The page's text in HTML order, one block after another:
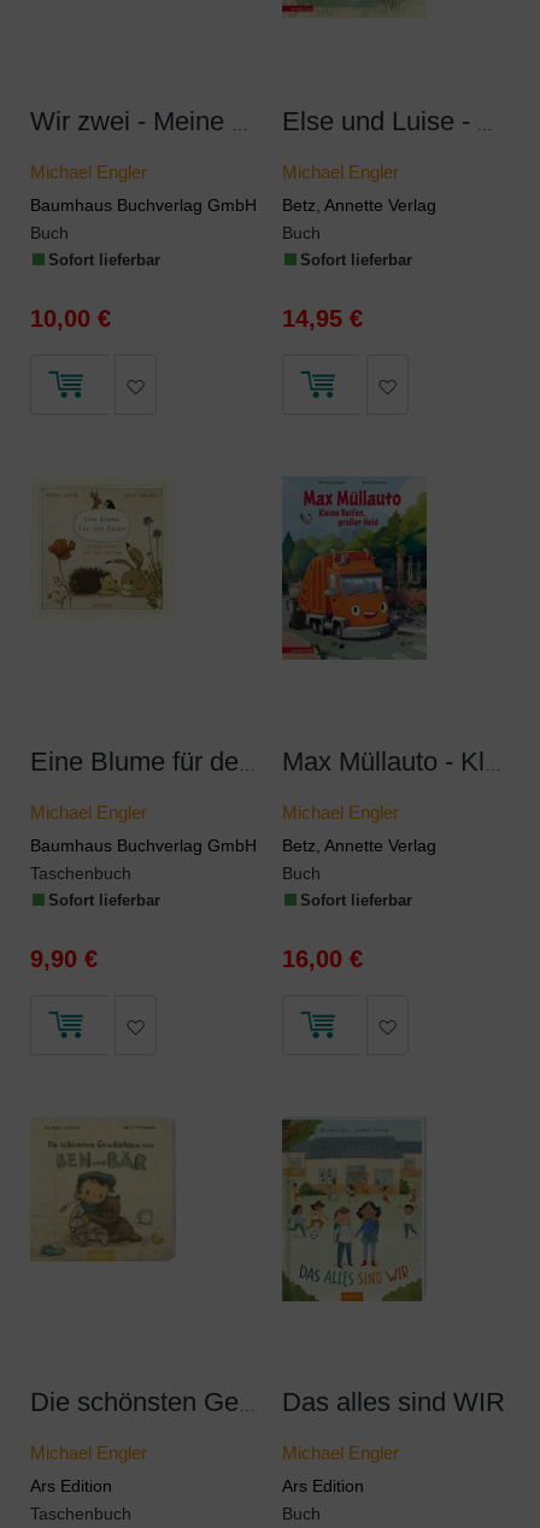
Michael Engler
Baumhaus Buchverlag GmbH
Buch
Sofort lieferbar
10,00 €
Michael Engler
Betz, Annette Verlag
Buch
Sofort lieferbar
14,95 €
Michael Engler
Baumhaus Buchverlag GmbH
Taschenbuch
Sofort lieferbar
9,90 €
Michael Engler
Betz, Annette Verlag
Buch
Sofort lieferbar
16,00 €
Michael Engler
Ars Edition
Taschenbuch
Das alles sind WIR
Michael Engler
Ars Edition
Buch